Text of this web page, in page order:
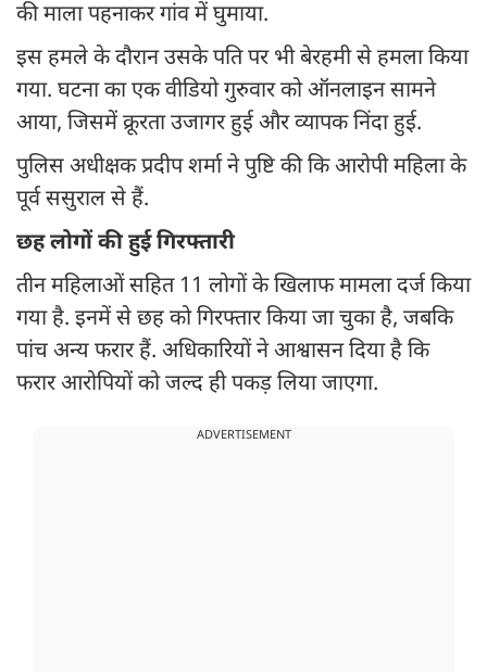
की माला पहनाकर गांव में घुमाया.
इस हमले के दौरान उसके पति पर भी बेरहमी से हमला किया
गया. घटना का एक वीडियो गुरुवार को ऑनलाइन सामने
आया, जिसमें क्रूरता उजागर हुई और व्यापक निंदा हुई.
पुलिस अधीक्षक प्रदीप शर्मा ने पुष्टि की कि आरोपी महिला के
पूर्व ससुराल से हैं.
छह लोगों की हुई गिरफ्तारी
तीन महिलाओं सहित 11 लोगों के खिलाफ मामला दर्ज किया
गया है. इनमें से छह को गिरफ्तार किया जा चुका है, जबकि
पांच अन्य फरार हैं. अधिकारियों ने आश्वासन दिया है कि
फरार आरोपियों को जल्द ही पकड़ लिया जाएगा.
ADVERTISEMENT